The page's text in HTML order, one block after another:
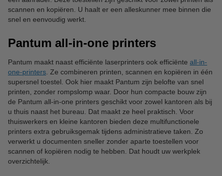
scannen en kopiëren. U haalt er een alleskunner mee binnen die
snel en eenvoudig werkt.
Pantum all-in-one printers
Pantum maakt naast efficiënte laserprinters ook efficiënte all-in-
one-printers . Ze combineren printen, scannen en kopiëren in één
supersnel toestel. Ook hier maakt Pantum zijn belofte van snel
printen, zonder rompslomp waar. Door hun compacte bouw zijn
de Pantum all-in-one printers geschikt voor zowel kantoren als bij
u thuis naast het bureau. Dat maakt ze heel praktisch. Voor
thuiswerkers en kleine kantoren bieden deze multifunctionele
printers extra gebruiksgemak tijdens administratieve taken. Zo
verwerkt u documenten sneller zonder aparte toestellen voor
scannen of kopiëren nodig te hebben. Dat houdt uw werkplek
overzichtelijk.